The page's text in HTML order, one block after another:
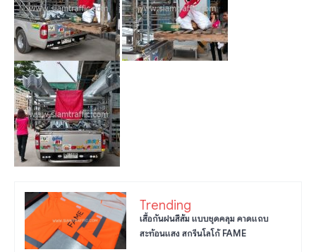
Trending
เสื้อกันฝนสีส้ม แบบชุดคลุม คาดแถบ
สะท้อนแสง สกรีนโลโก้ FAME